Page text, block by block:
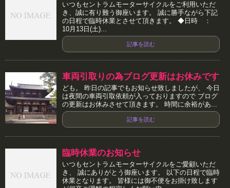
いつもセントラムモーターサイクルをご利用いただ
き、誠に有り難う御座います。 誠に勝手ながら下記
の日程で臨時休業とさせて頂きます。 ◆日時 ：
10月13日(土)...
記事を読む
車両引取りの為ブログ更新はお休みです
ども。 昨日の記事でもお知らせ致しましたが、 今日
は夜間の車両引取依頼が入っておりますので ブログ
の更新はお休みさせて頂きます。 時間に余裕があ...
記事を読む
臨時休業のお知らせ
いつもセントラムモーターサイクルをご愛顧いただ
き、 誠にありがとう御座います。 以下の日程で臨時
休業となります。 皆様には御不便をお掛け致します